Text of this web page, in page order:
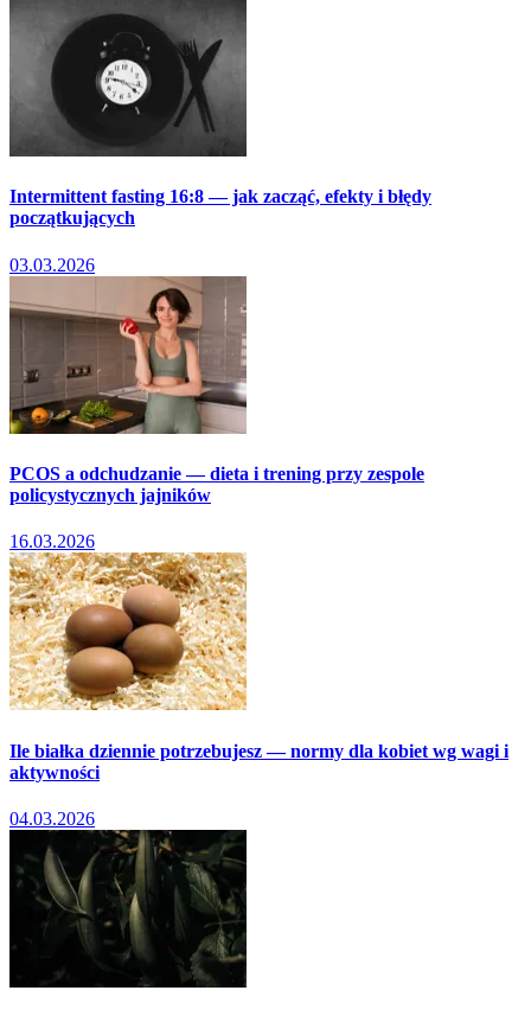
Intermittent fasting 16:8 — jak zacząć, efekty i błędy
początkujących
03.03.2026
PCOS a odchudzanie — dieta i trening przy zespole
policystycznych jajników
16.03.2026
Ile białka dziennie potrzebujesz — normy dla kobiet wg wagi i
aktywności
04.03.2026